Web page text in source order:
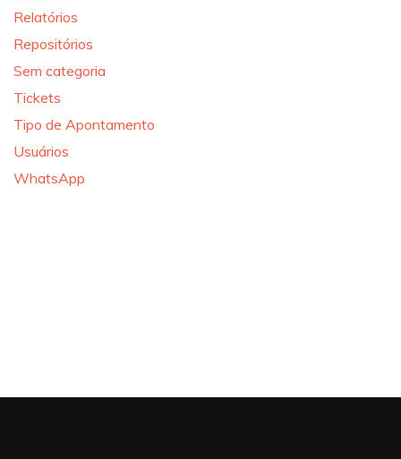
Relatórios
Repositórios
Sem categoria
Tickets
Tipo de Apontamento
Usuários
WhatsApp